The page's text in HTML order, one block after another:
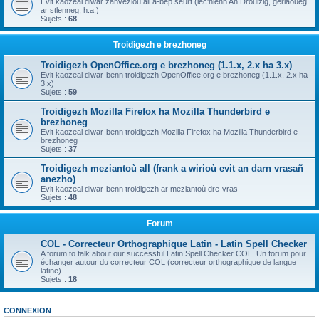
ar stlenneg, h.a.)
Sujets : 68
Troidigezh e brezhoneg
Troidigezh OpenOffice.org e brezhoneg (1.1.x, 2.x ha 3.x)
Evit kaozeal diwar-benn troidigezh OpenOffice.org e brezhoneg (1.1.x, 2.x ha
3.x)
Sujets : 59
Troidigezh Mozilla Firefox ha Mozilla Thunderbird e
brezhoneg
Evit kaozeal diwar-benn troidigezh Mozilla Firefox ha Mozilla Thunderbird e
brezhoneg
Sujets : 37
Troidigezh meziantoù all (frank a wirioù evit an darn vrasañ
anezho)
Evit kaozeal diwar-benn troidigezh ar meziantoù dre-vras
Sujets : 48
Forum
COL - Correcteur Orthographique Latin - Latin Spell Checker
A forum to talk about our successful Latin Spell Checker COL. Un forum pour
échanger autour du correcteur COL (correcteur orthographique de langue
latine).
Sujets : 18
CONNEXION